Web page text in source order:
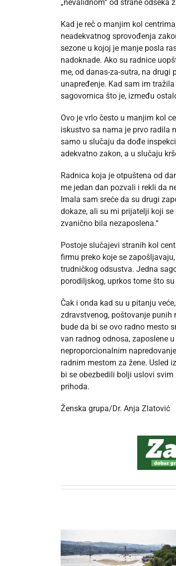
„nevalidnom“ od strane odseka
Kad je reč o manjim kol
neadekvatnog sprovođenja
sezone u kojoj je manje posla
nadoknade. Ako su radnice
me, od danas-za-sutra, na
unapređenje. Kad sam im
sagovornica što je, između
Ovo je vrlo često u manjim kol
iskustvo sa nama je prvo radila
samo u slučaju da dođe
adekvatno zakon, a u slučaju
Radnica koja je otpuštena od
me jedan dan pozvali i rekli da
Imala sam sreće da su drugi
dokaze, ali su mi prijatelji koji
zvanično bila nezaposlena.“
Postoje slučajevi stranih kol
firmu preko koje se
trudničkog odsustva. Jedna
porodiljskog, uprkos tome što
Čak i onda kad su u pitanju
zdravstvenog, poštovanje
bude da bi se ovo radno mesto
van radnog odnosa, zaposlene
neproporcionalnim
radnim mestom za žene. Usled
bi se obezbedili bolji uslovi
prihoda.
Ženska grupa/Dr. Anja Zlatović